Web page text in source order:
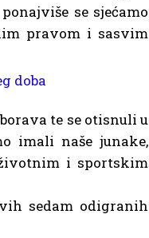
se sjećamo
pravom i sasvim
te se otisnuli u
imali naše junake,
i sportskim
sedam odigranih